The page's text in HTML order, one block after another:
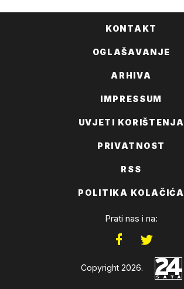
KONTAKT
OGLAŠAVANJE
ARHIVA
IMPRESSUM
UVJETI KORIŠTENJA
PRIVATNOST
RSS
POLITIKA KOLAČIĆA
Prati nas i na:
Copyright 2026.